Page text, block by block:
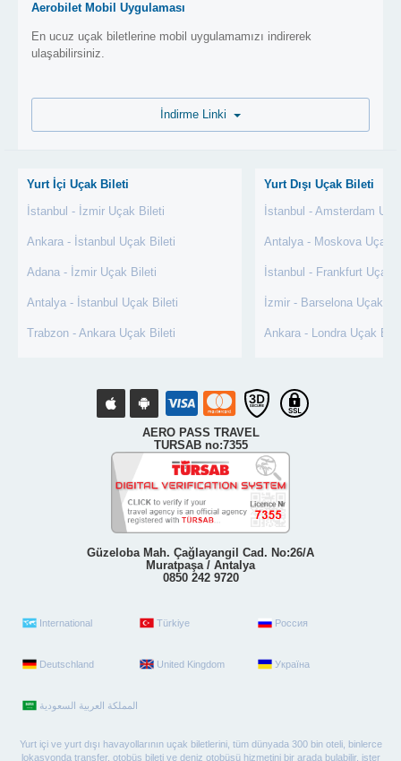
Aerobilet Mobil Uygulaması
En ucuz uçak biletlerine mobil uygulamamızı indirerek
ulaşabilirsiniz.
Yurt İçi Uçak Bileti
İstanbul - İzmir Uçak Bileti
Ankara - İstanbul Uçak Bileti
Adana - İzmir Uçak Bileti
Antalya - İstanbul Uçak Bileti
Trabzon - Ankara Uçak Bileti
Yurt Dışı Uçak Bileti
İstanbul - Amsterdam
Antalya - Moskova Uçak
İstanbul - Frankfurt Uçak
İzmir - Barselona Uçak
Ankara - Londra Uçak
AERO PASS TRAVEL
TURSAB no:7355
Güzeloba Mah. Çağlayangil Cad. No:26/A
Muratpaşa / Antalya
0850 242 9720
International Türkiye Россия
Deutschland United Kingdom Україна
Yurt içi ve yurt dışı havayollarının uçak biletlerini, tüm dünyada 300 bin oteli, binlerce
lokasyonda transfer, otobüs bileti ve deniz otobüsü hizmetini bir arada bulabilir, ister